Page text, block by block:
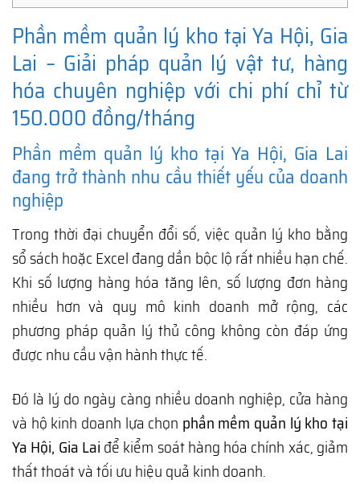
Phần mềm quản lý kho tại Ya Hội, Gia
Lai – Giải pháp quản lý vật tư, hàng
hóa chuyên nghiệp với chi phí chỉ từ
150.000 đồng/tháng
Phần mềm quản lý kho tại Ya Hội, Gia Lai
đang trở thành nhu cầu thiết yếu của doanh
nghiệp
Trong thời đại chuyển đổi số, việc quản lý kho bằng
sổ sách hoặc Excel đang dần bộc lộ rất nhiều hạn chế.
Khi số lượng hàng hóa tăng lên, số lượng đơn hàng
nhiều hơn và quy mô kinh doanh mở rộng, các
phương pháp quản lý thủ công không còn đáp ứng
được nhu cầu vận hành thực tế.
Đó là lý do ngày càng nhiều doanh nghiệp, cửa hàng
và hộ kinh doanh lựa chọn phần mềm quản lý kho tại
Ya Hội, Gia Lai để kiểm soát hàng hóa chính xác, giảm
thất thoát và tối ưu hiệu quả kinh doanh.